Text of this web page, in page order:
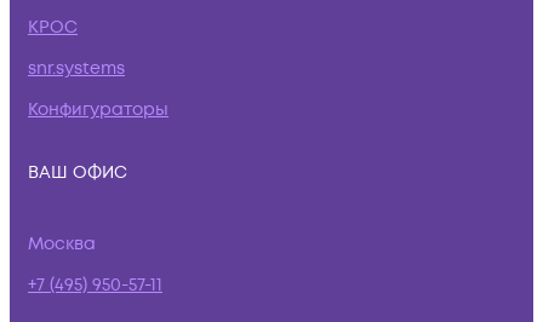
КРОС
snr.systems
Конфигураторы
ВАШ ОФИС
Москва
+7 (495) 950-57-11